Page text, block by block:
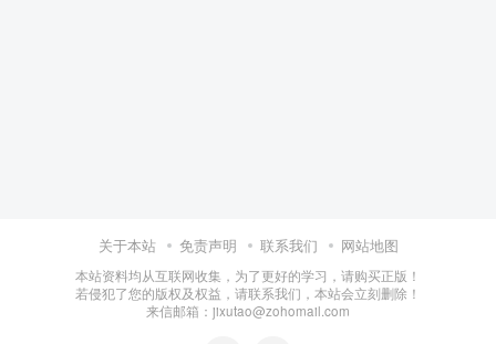
关于本站 免责声明 联系我们 网站地图
本站资料均从互联网收集，为了更好的学习，请购买正版！
若侵犯了您的版权及权益，请联系我们，本站会立刻删除！
来信邮箱：jixutao@zohomail.com